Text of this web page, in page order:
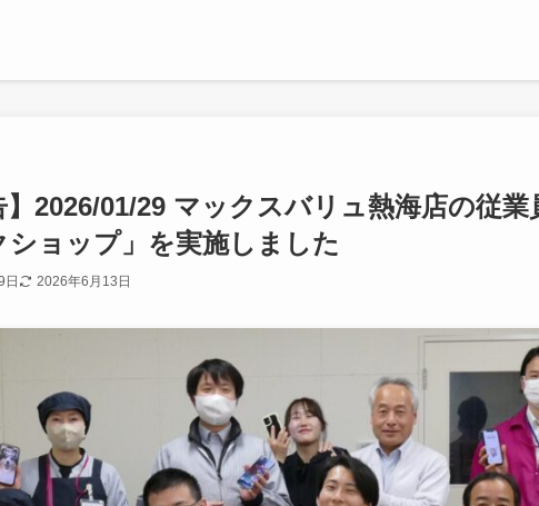
】2026/01/29 マックスバリュ熱海店の従
ショップ」を実施しました
日 2026年6月13日